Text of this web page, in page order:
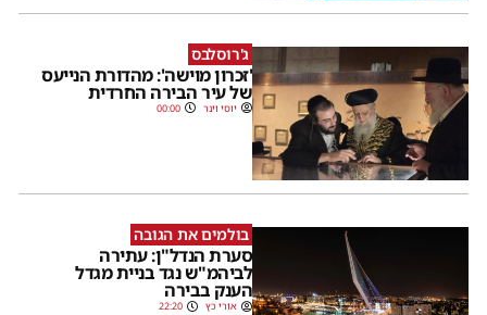
ג'רוסלבס
'זכרון מוישה': מהדורת הנייעס
של עיר הבירה החרדית
יוסי וינר 00:00
בולמים את הגובה
סערת הנדל"ן: עתירה
לביהמ"ש נגד בניית מגדל
הענק בבירה
אורי כץ 22:20